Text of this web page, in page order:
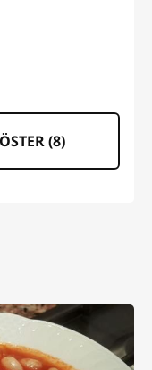
(8)